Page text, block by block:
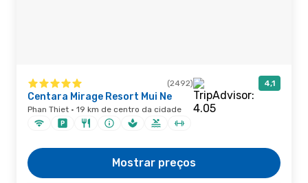
(2492) 4,1
Centara Mirage Resort Mui Ne
Phan Thiet · 19 km de centro da cidade
Mostrar preços